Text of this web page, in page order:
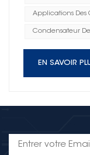
Applications Des
Condensateur
EN SAVOIR